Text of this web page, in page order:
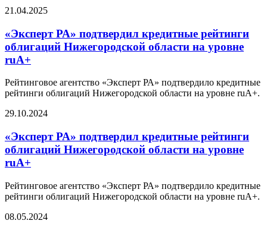
21.04.2025
«Эксперт РА» подтвердил кредитные рейтинги
облигаций Нижегородской области на уровне
ruA+
Рейтинговое агентство «Эксперт РА» подтвердило кредитные
рейтинги облигаций Нижегородской области на уровне ruA+.
29.10.2024
«Эксперт РА» подтвердил кредитные рейтинги
облигаций Нижегородской области на уровне
ruA+
Рейтинговое агентство «Эксперт РА» подтвердило кредитные
рейтинги облигаций Нижегородской области на уровне ruA+.
08.05.2024